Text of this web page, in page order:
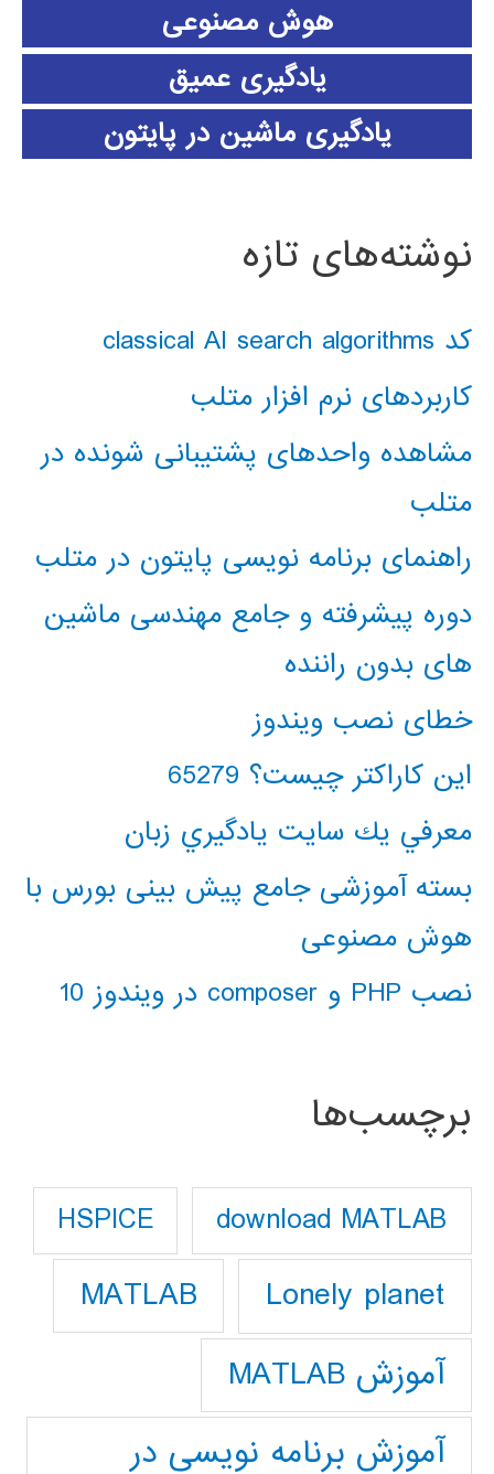
هوش مصنوعی
یادگیری عمیق
یادگیری ماشین در پایتون
نوشته‌های تازه
کد classical AI search algorithms
کاربردهای نرم افزار متلب
مشاهده واحدهای پشتیبانی شونده در
متلب
راهنمای برنامه نویسی پایتون در متلب
دوره پیشرفته و جامع مهندسی ماشین
های بدون راننده
خطای نصب ویندوز
این کاراکتر چیست؟ 65279
معرفي يك سايت يادگيري زبان
بسته آموزشی جامع پیش بینی بورس با
هوش مصنوعی
نصب PHP و composer در ویندوز 10
برچسب‌ها
download MATLAB
HSPICE
Lonely planet
MATLAB
آموزش MATLAB
آموزش برنامه نویسی در